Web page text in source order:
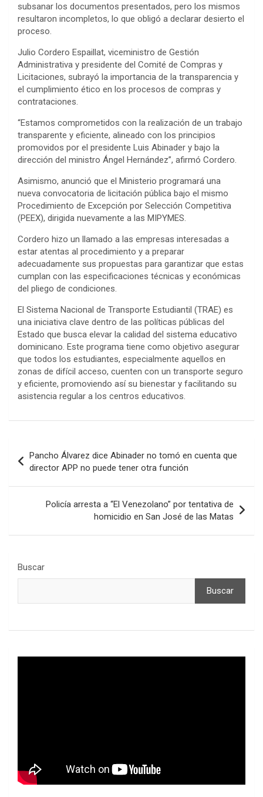
subsanar los documentos presentados, pero los mismos
resultaron incompletos, lo que obligó a declarar desierto el
proceso.
Julio Cordero Espaillat, viceministro de Gestión
Administrativa y presidente del Comité de Compras y
Licitaciones, subrayó la importancia de la transparencia y
el cumplimiento ético en los procesos de compras y
contrataciones.
“Estamos comprometidos con la realización de un trabajo
transparente y eficiente, alineado con los principios
promovidos por el presidente Luis Abinader y bajo la
dirección del ministro Ángel Hernández”, afirmó Cordero.
Asimismo, anunció que el Ministerio programará una
nueva convocatoria de licitación pública bajo el mismo
Procedimiento de Excepción por Selección Competitiva
(PEEX), dirigida nuevamente a las MIPYMES.
Cordero hizo un llamado a las empresas interesadas a
estar atentas al procedimiento y a preparar
adecuadamente sus propuestas para garantizar que estas
cumplan con las especificaciones técnicas y económicas
del pliego de condiciones.
El Sistema Nacional de Transporte Estudiantil (TRAE) es
una iniciativa clave dentro de las políticas públicas del
Estado que busca elevar la calidad del sistema educativo
dominicano. Este programa tiene como objetivo asegurar
que todos los estudiantes, especialmente aquellos en
zonas de difícil acceso, cuenten con un transporte seguro
y eficiente, promoviendo así su bienestar y facilitando su
asistencia regular a los centros educativos.
Navegación
de
entradas
Pancho Álvarez dice Abinader no tomó en cuenta que
director APP no puede tener otra función
Policía arresta a “El Venezolano” por tentativa de
homicidio en San José de las Matas
Buscar
Buscar